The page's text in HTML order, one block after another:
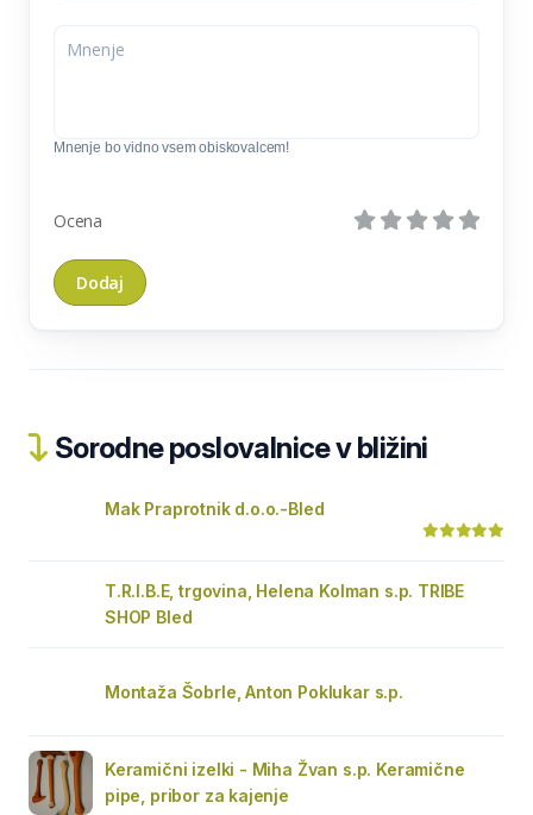
Mnenje bo vidno vsem obiskovalcem!
Ocena
Sorodne poslovalnice v bližini
Mak Praprotnik d.o.o.-Bled
T.R.I.B.E, trgovina, Helena Kolman s.p. TRIBE
SHOP Bled
Montaža Šobrle, Anton Poklukar s.p.
Keramični izelki - Miha Žvan s.p. Keramične
pipe, pribor za kajenje